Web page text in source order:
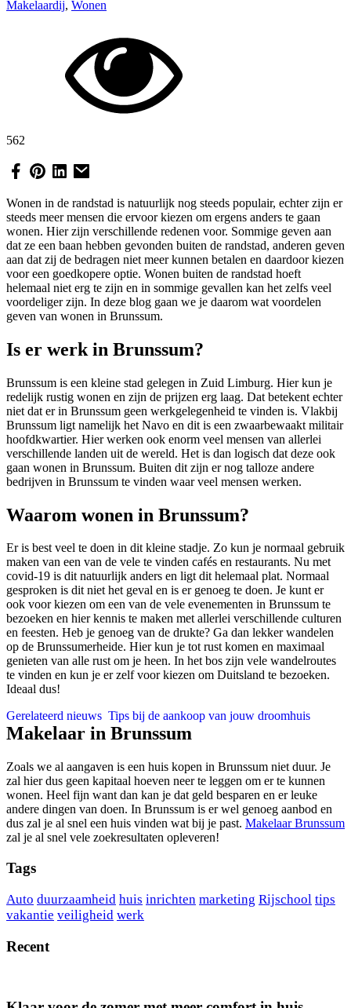
Makelaardij, Wonen
562
Wonen in de randstad is natuurlijk nog steeds populair, echter zijn er
steeds meer mensen die ervoor kiezen om ergens anders te gaan
wonen. Hier zijn verschillende redenen voor. Sommige geven aan
dat ze een baan hebben gevonden buiten de randstad, anderen geven
aan dat zij de bedragen niet meer kunnen betalen en daardoor kiezen
voor een goedkopere optie. Wonen buiten de randstad hoeft
helemaal niet erg te zijn en in sommige gevallen kan het zelfs veel
voordeliger zijn. In deze blog gaan we je daarom wat voordelen
geven van wonen in Brunssum.
Is er werk in Brunssum?
Brunssum is een kleine stad gelegen in Zuid Limburg. Hier kun je
redelijk rustig wonen en zijn de prijzen erg laag. Dat betekent echter
niet dat er in Brunssum geen werkgelegenheid te vinden is. Vlakbij
Brunssum ligt namelijk het Navo en dit is een zwaarbewaakt militair
hoofdkwartier. Hier werken ook enorm veel mensen van allerlei
verschillende landen uit de wereld. Het is dan logisch dat deze ook
gaan wonen in Brunssum. Buiten dit zijn er nog talloze andere
bedrijven in Brunssum te vinden waar veel mensen werken.
Waarom wonen in Brunssum?
Er is best veel te doen in dit kleine stadje. Zo kun je normaal gebruik
maken van een van de vele te vinden cafés en restaurants. Nu met
covid-19 is dit natuurlijk anders en ligt dit helemaal plat. Normaal
gesproken is dit niet het geval en is er genoeg te doen. Je kunt er
ook voor kiezen om een van de vele evenementen in Brunssum te
bezoeken en hier kennis te maken met allerlei verschillende culturen
en feesten. Heb je genoeg van de drukte? Ga dan lekker wandelen
op de Brunssumerheide. Hier kun je tot rust komen en maximaal
genieten van alle rust om je heen. In het bos zijn vele wandelroutes
te vinden en kun je er zelf voor kiezen om Duitsland te bezoeken.
Ideaal dus!
Gerelateerd nieuws Tips bij de aankoop van jouw droomhuis
Makelaar in Brunssum
Zoals we al aangaven is een huis kopen in Brunssum niet duur. Je
zal hier dus geen kapitaal hoeven neer te leggen om er te kunnen
wonen. Heel fijn want dan kan je dat geld besparen en er leuke
andere dingen van doen. In Brunssum is er wel genoeg aanbod en
dus zal je al snel een huis vinden wat bij je past. Makelaar Brunssum
zal je al snel vele zoekresultaten opleveren!
Tags
Auto duurzaamheid huis inrichten marketing Rijschool tips
vakantie veiligheid werk
Recent